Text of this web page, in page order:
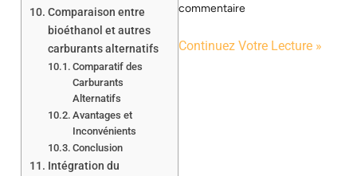
Comparaison entre
bioéthanol et autres
carburants alternatifs
Comparatif des
Carburants
Alternatifs
Avantages et
Inconvénients
Conclusion
Intégration du
commentaire
Continuez Votre Lecture »